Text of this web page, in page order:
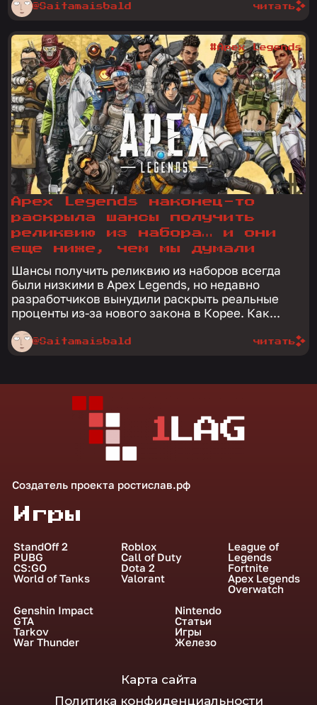
@Saitamaisbald читать
Apex Legends наконец-то
раскрыла шансы получить
реликвию из набора… и они
еще ниже, чем мы думали
Шансы получить реликвию из наборов всегда
были низкими в Apex Legends, но недавно
разработчиков вынудили раскрыть реальные
проценты из-за нового закона в Корее. Как...
@Saitamaisbald
#Apex Legends
читать
Создатель проекта ростислав.рф
Игры
StandOff 2
PUBG
CS:GO
World of Tanks
Roblox
Call of Duty
Dota 2
Valorant
League of
Legends
Fortnite
Apex Legends
Overwatch
Genshin Impact
GTA
Tarkov
War Thunder
Nintendo
Статьи
Игры
Железо
Карта сайта
Политика конфиденциальности